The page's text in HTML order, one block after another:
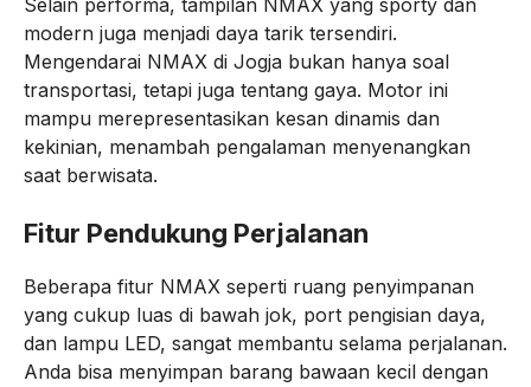
Selain performa, tampilan NMAX yang sporty dan
modern juga menjadi daya tarik tersendiri.
Mengendarai NMAX di Jogja bukan hanya soal
transportasi, tetapi juga tentang gaya. Motor ini
mampu merepresentasikan kesan dinamis dan
kekinian, menambah pengalaman menyenangkan
saat berwisata.
Fitur Pendukung Perjalanan
Beberapa fitur NMAX seperti ruang penyimpanan
yang cukup luas di bawah jok, port pengisian daya,
dan lampu LED, sangat membantu selama perjalanan.
Anda bisa menyimpan barang bawaan kecil dengan